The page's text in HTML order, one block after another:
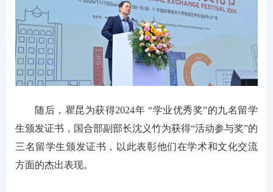
随后，瞿昆为获得2024年 “学业优秀奖”的九名留学
生颁发证书，国合部副部长沈义竹为获得“活动参与奖”的
三名留学生颁发证书，以此表彰他们在学术和文化交流
方面的杰出表现。